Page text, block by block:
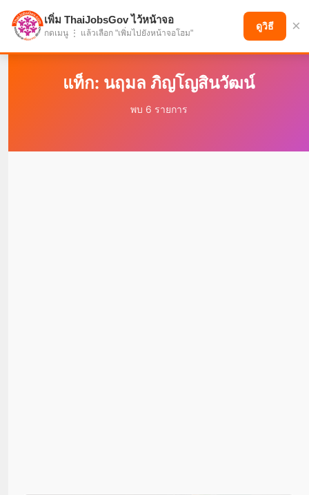
แบ่งปันโอกาส เพื่ออนาคตที่ก้าวหน้า
แท็ก: นฤมล ภิญโญสินวัฒน์
พบ 6 รายการ
เพิ่ม ThaiJobsGov ไว้หน้าจอ
กดเมนู ⋮ แล้วเลือก "เพิ่มไปยังหน้าจอโฮม"
ดูวิธี ×